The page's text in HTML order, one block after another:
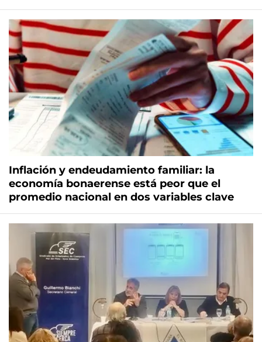
Inflación y endeudamiento familiar: la
economía bonaerense está peor que el
promedio nacional en dos variables clave